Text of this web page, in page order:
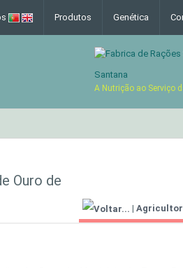
Produtos Genética
Santana
A Nutrição ao Serviço
Ouro de
| Agricultor